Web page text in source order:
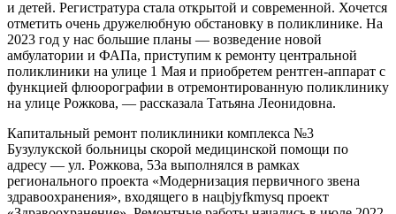
и детей. Регистратура стала открытой и современной. Хочется
отметить очень дружелюбную обстановку в поликлинике. На
2023 год у нас большие планы — возведение новой
амбулатории и ФАПа, приступим к ремонту центральной
поликлиники на улице 1 Мая и приобретем рентген-аппарат с
функцией флюорографии в отремонтированную поликлинику
на улице Рожкова, — рассказала Татьяна Леонидовна.
Капитальный ремонт поликлиники комплекса №3
Бузулукской больницы скорой медицинской помощи по
адресу — ул. Рожкова, 53а выполнялся в рамках
регионального проекта «Модернизация первичного звена
здравоохранения», входящего в нацbjyfkmysq проект